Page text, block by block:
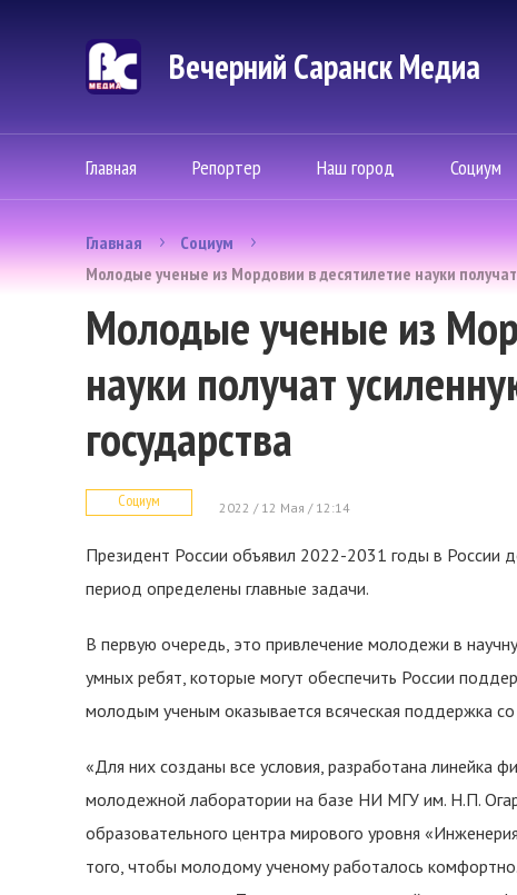
Вечерний Саранск Mедиа
Главная Репортер Наш город Социум
Главная
Социум
Молодые ученые из Мордовии в десятилетие науки
Молодые ученые из
науки получат
государства
Социум 2022 / 12 Мая / 12:14
Президент России объявил 2022-2031 годы в России
период определены главные задачи.
В первую очередь, это привлечение молодежи в
умных ребят, которые могут обеспечить России
молодым ученым оказывается всяческая поддержка со
«Для них созданы все условия, разработана линейка
молодежной лаборатории на базе НИ МГУ им. Н.П.
образовательного центра мирового уровня
того, чтобы молодому ученому работалось